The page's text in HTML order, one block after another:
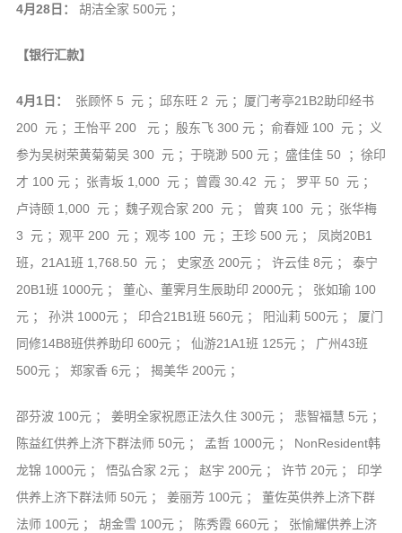
4月28日： 胡洁全家 500元 ；
【银行汇款】
4月1日： 张顾怀 5 元 ；邱东旺 2 元 ；厦门考亭21B2助印经书
200 元 ；王怡平 200 元 ；殷东飞 300 元 ；俞春娅 100 元 ；义
参为吴树荣黄菊菊吴 300 元 ；于晓渺 500 元 ；盛佳佳 50 ；徐印
才 100 元 ；张青坂 1,000 元 ；曾霞 30.42 元 ； 罗平 50 元 ；
卢诗颐 1,000 元 ；魏子观合家 200 元 ； 曾爽 100 元 ；张华梅
3 元 ；观平 200 元 ；观岑 100 元 ；王珍 500 元 ； 凤岗20B1
班，21A1班 1,768.50 元 ； 史家丞 200元 ； 许云佳 8元 ； 泰宁
20B1班 1000元 ； 董心、董霁月生辰助印 2000元 ； 张如瑜 100
元 ； 孙洪 1000元 ； 印合21B1班 560元 ； 阳汕莉 500元 ； 厦门
同修14B8班供养助印 600元 ； 仙游21A1班 125元 ； 广州43班
500元 ； 郑家香 6元 ； 揭美华 200元 ；
邵芬波 100元 ； 姜明全家祝愿正法久住 300元 ； 悲智福慧 5元 ；
陈益红供养上济下群法师 50元 ； 孟哲 1000元 ； NonResident韩
龙锦 1000元 ； 悟弘合家 2元 ； 赵宇 200元 ； 许节 20元 ； 印学
供养上济下群法师 50元 ； 姜丽芳 100元 ； 董佐英供养上济下群
法师 100元 ； 胡金雪 100元 ； 陈秀霞 660元 ； 张愉耀供养上济